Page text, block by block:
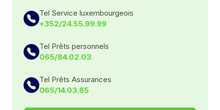
Tel Service luxembourgeois
+352/24.55.99.99
Tel Prêts personnels
065/84.02.03
Tel Prêts Assurances
065/14.03.85